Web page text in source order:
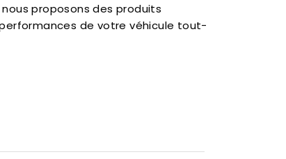
nous proposons des produits
de votre véhicule tout-